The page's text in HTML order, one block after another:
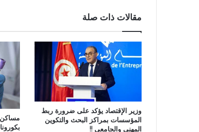
مقالات ذات صلة
وزير الإقتصاد يؤكد على ضرورة ربط
المؤسسات بمراكز البحث والتكوين
المهني والجامعي !!
بكورونا